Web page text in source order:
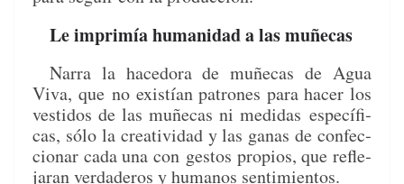
Le imprimía humanidad a las muñecas
Nar­ra la hace­do­ra de muñe­cas de Agua
Viva, queno existían patrones para hac­er los
vesti­dos de las muñe­cas ni medi­das especí­fi­
cas, sólo la cre­ativi­dad y las ganas de con­fec­
cionar cada una con gestos pro­pios, que refle­
jaran ver­daderos y humanos sentimientos.